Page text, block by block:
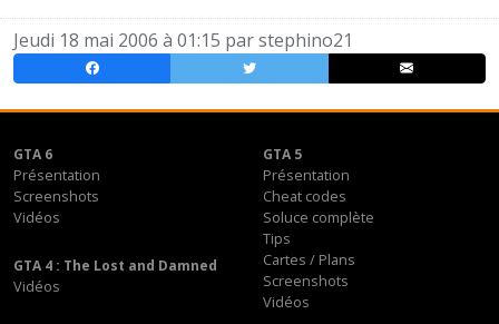
Jeudi 18 mai 2006 à 01:15 parstephino21
GTA 6
Présentation
Screenshots
Vidéos
GTA 5
Présentation
Cheat codes
Soluce complète
Tips
Cartes / Plans
Screenshots
Vidéos
GTA 4 : The Lost and Damned
Vidéos